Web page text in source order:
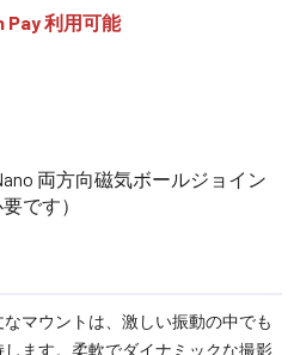
Pay 利用可能
両方向磁気ボールジョイン
です）
マウントは、激しい振動の中でも
ます。柔軟でダイナミックな撮影